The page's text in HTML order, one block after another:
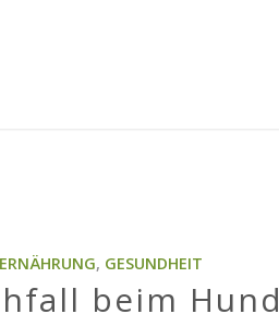
ERNÄHRUNG, GESUNDHEIT
beim Hund